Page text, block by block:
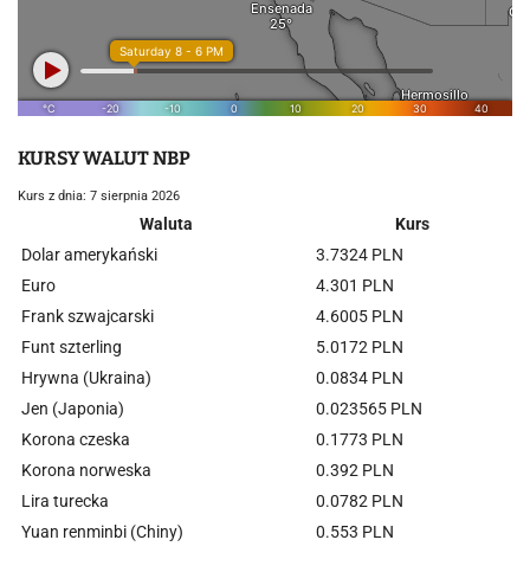
KURSY WALUT NBP
Kurs z dnia: 7 sierpnia 2026
Waluta
Kurs
Dolar amerykański
3.7324 PLN
Euro
4.301 PLN
Frank szwajcarski
4.6005 PLN
Funt szterling
5.0172 PLN
Hrywna (Ukraina)
0.0834 PLN
Jen (Japonia)
0.023565 PLN
Korona czeska
0.1773 PLN
Korona norweska
0.392 PLN
Lira turecka
0.0782 PLN
Yuan renminbi (Chiny)
0.553 PLN